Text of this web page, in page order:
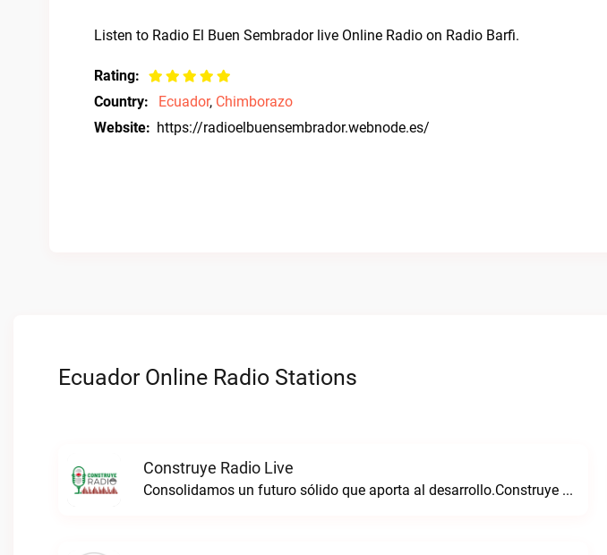
Listen to Radio El Buen Sembrador live Online Radio on Radio Barfi.
Rating:
Country:
Ecuador, Chimborazo
Website: https://radioelbuensembrador.webnode.es/
Ecuador Online Radio Stations
Construye Radio Live
Consolidamos un futuro sólido que aporta al desarrollo.Construye Radio live